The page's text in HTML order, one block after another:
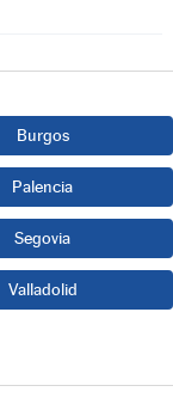
Burgos
Palencia
Segovia
Valladolid